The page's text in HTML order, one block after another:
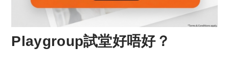
Playgroup試堂好唔好？